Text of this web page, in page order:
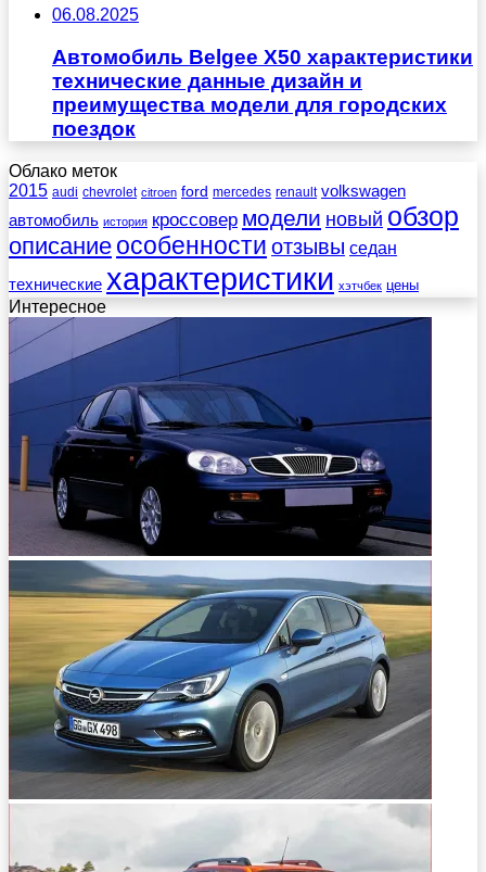
06.08.2025
Автомобиль Belgee X50 характеристики
технические данные дизайн и
преимущества модели для городских
поездок
Облако меток
2015 audi chevrolet citroen ford mercedes renault volkswagen
автомобиль история кроссовер модели новый обзор
описание особенности отзывы седан
технические характеристики хэтчбек цены
Интересное